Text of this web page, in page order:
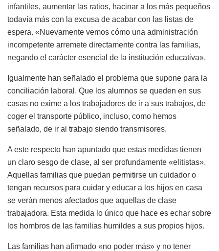
infantiles, aumentar las ratios, hacinar a los más pequeños
todavía más con la excusa de acabar con las listas de
espera. «Nuevamente vemos cómo una administración
incompetente arremete directamente contra las familias,
negando el carácter esencial de la institución educativa».
Igualmente han señalado el problema que supone para la
conciliación laboral. Que los alumnos se queden en sus
casas no exime a los trabajadores de ir a sus trabajos, de
coger el transporte público, incluso, como hemos
señalado, de ir al trabajo siendo transmisores.
A este respecto han apuntado que estas medidas tienen
un claro sesgo de clase, al ser profundamente «elitistas».
Aquellas familias que puedan permitirse un cuidador o
tengan recursos para cuidar y educar a los hijos en casa
se verán menos afectados que aquellas de clase
trabajadora. Esta medida lo único que hace es echar sobre
los hombros de las familias humildes a sus propios hijos.
Las familias han afirmado «no poder más» y no tener